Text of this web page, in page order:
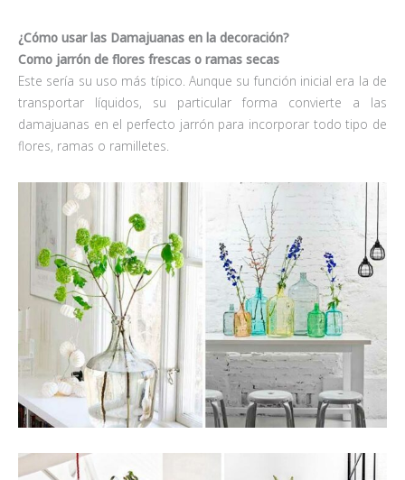
¿Cómo usar las Damajuanas en la decoración?
Como jarrón de flores frescas o ramas secas
Este sería su uso más típico. Aunque su función inicial era la de
transportar líquidos, su particular forma convierte a las
damajuanas en el perfecto jarrón para incorporar todo tipo de
flores, ramas o ramilletes.